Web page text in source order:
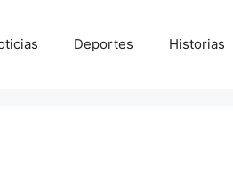
Deportes Historias